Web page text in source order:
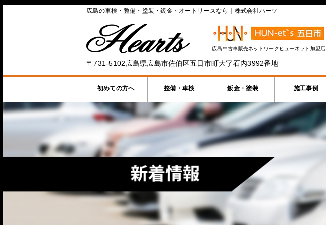
広島の車検・整備・塗装・鈑金・オートリースなら｜株式会社ハーツ
広島中古車販売ネットワークヒューネット加盟店
〒731-5102広島県広島市佐伯区五日市町大字石内3992番地
初めての方へ 整備・車検 鈑金・塗装 施工事例